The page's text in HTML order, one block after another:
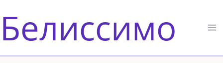
к
содержимому
Белиссимо